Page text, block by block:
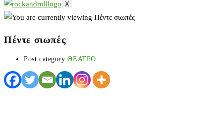
X
Πέντε σιωπές
Post category:ΘΕΑΤΡΟ